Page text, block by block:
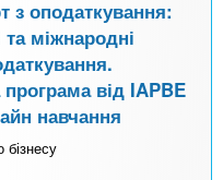
з оподаткування:
та міжнародні
від IAPBE
навчання